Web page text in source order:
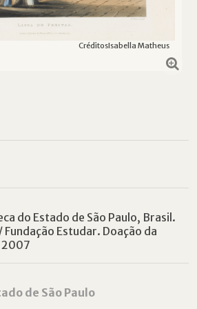
CréditosIsabella Matheus
do Estado de São Paulo, Brasil.
Estudar. Doação da
2007
de São Paulo